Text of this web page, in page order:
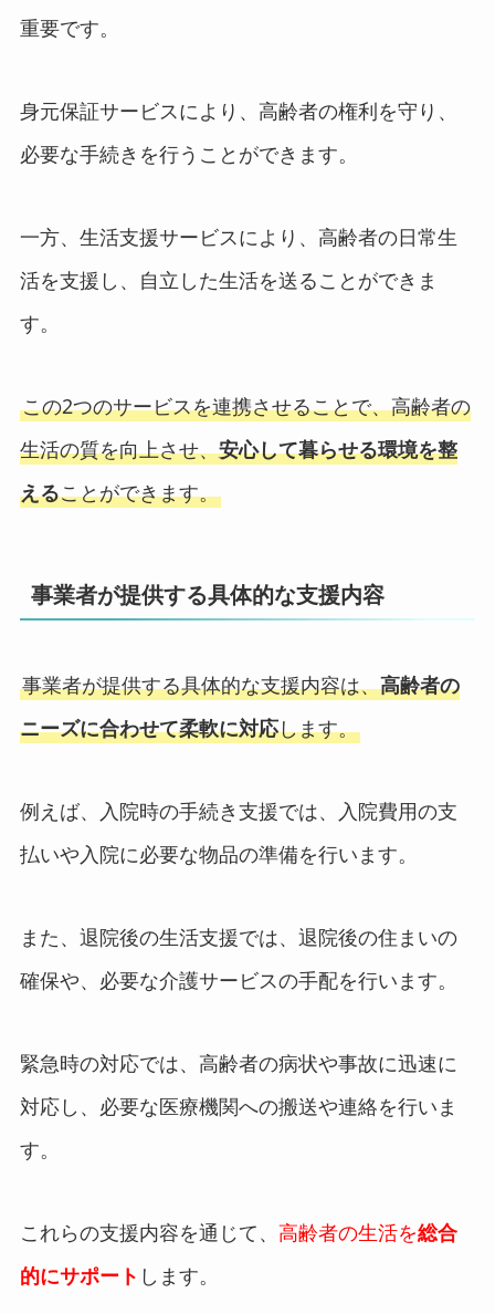
重要です。
身元保証サービスにより、高齢者の権利を守り、
必要な手続きを行うことができます。
一方、生活支援サービスにより、高齢者の日常生
活を支援し、自立した生活を送ることができま
す。
この2つのサービスを連携させることで、高齢者の
生活の質を向上させ、安心して暮らせる環境を整
えることができます。
事業者が提供する具体的な支援内容
事業者が提供する具体的な支援内容は、高齢者の
ニーズに合わせて柔軟に対応します。
例えば、入院時の手続き支援では、入院費用の支
払いや入院に必要な物品の準備を行います。
また、退院後の生活支援では、退院後の住まいの
確保や、必要な介護サービスの手配を行います。
緊急時の対応では、高齢者の病状や事故に迅速に
対応し、必要な医療機関への搬送や連絡を行いま
す。
これらの支援内容を通じて、 高齢者の生活を総合
的にサポート します。